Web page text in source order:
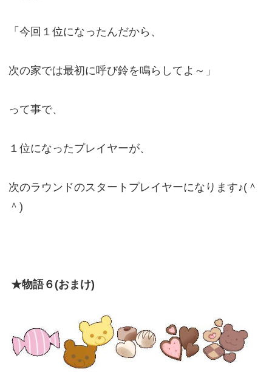
「今回１位になったんだから、
次の家では最初に呼び鈴を鳴らしてよ～」
って事で、
１位になったプレイヤーが、
次のラウンドのスタートプレイヤーになります♪(＾
＾)
★物語６(おまけ)